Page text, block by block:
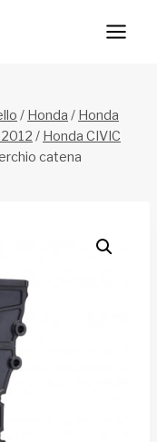
/ Honda / Honda
/ Honda CIVIC
catena